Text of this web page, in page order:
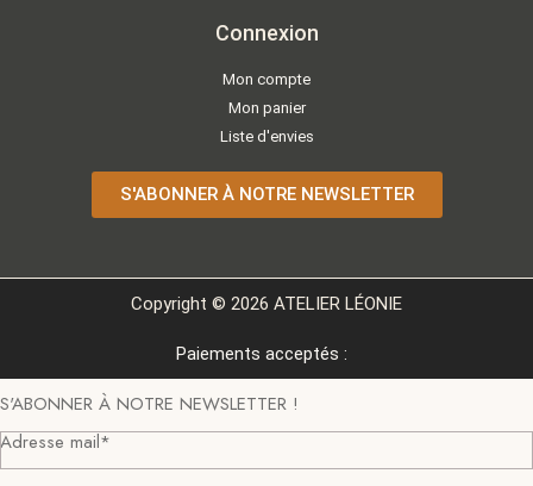
Connexion
Mon compte
Mon panier
Liste d'envies
S'ABONNER À NOTRE NEWSLETTER
Copyright © 2026 ATELIER LÉONIE
Paiements acceptés :
S'ABONNER À NOTRE NEWSLETTER !
Adresse mail*